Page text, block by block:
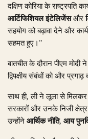
दक्षिण कोरिया के राष्ट्रपति
आर्टिफिशियल इंटेलिजेंसऔर
सहयोग को बढ़ावा देने और
सहमत हुए।"
बातचीत के दौरान पीएम
द्विपक्षीय संबंधों को और
साथ ही, ली ने लूला से मिलकर
सरकारों और उनके निजी क्षेत्र
उन्होंनेआर्थिक नीति, आय